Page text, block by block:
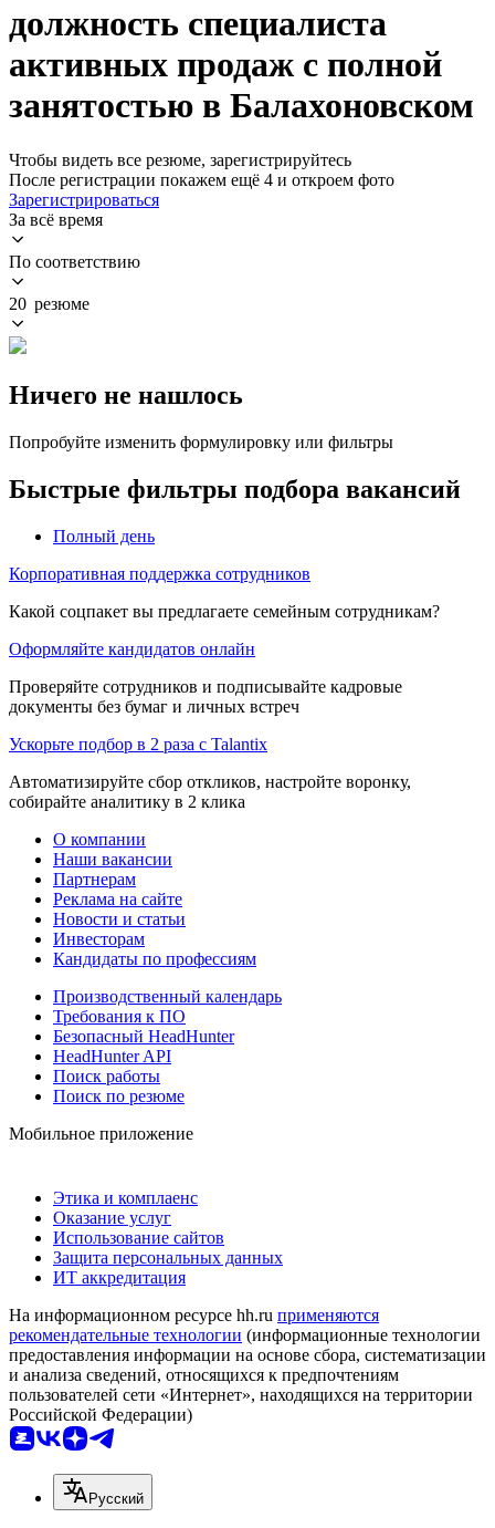
должность специалиста
активных продаж с полной
занятостью в Балахоновском
Чтобы видеть все резюме, зарегистрируйтесь
После регистрации покажем ещё 4 и откроем фото
Зарегистрироваться
За всё время
По соответствию
20 резюме
Ничего не нашлось
Попробуйте изменить формулировку или фильтры
Быстрые фильтры подбора вакансий
Полный день
Корпоративная поддержка сотрудников
Какой соцпакет вы предлагаете семейным сотрудникам?
Оформляйте кандидатов онлайн
Проверяйте сотрудников и подписывайте кадровые
документы без бумаг и личных встреч
Ускорьте подбор в 2 раза с Talantix
Автоматизируйте сбор откликов, настройте воронку,
собирайте аналитику в 2 клика
О компании
Наши вакансии
Партнерам
Реклама на сайте
Новости и статьи
Инвесторам
Кандидаты по профессиям
Производственный календарь
Требования к ПО
Безопасный HeadHunter
HeadHunter API
Поиск работы
Поиск по резюме
Мобильное приложение
Этика и комплаенс
Оказание услуг
Использование сайтов
Защита персональных данных
ИТ аккредитация
На информационном ресурсе hh.ru применяются
рекомендательные технологии (информационные технологии
предоставления информации на основе сбора, систематизации
и анализа сведений, относящихся к предпочтениям
пользователей сети «Интернет», находящихся на территории
Российской Федерации)
Русский